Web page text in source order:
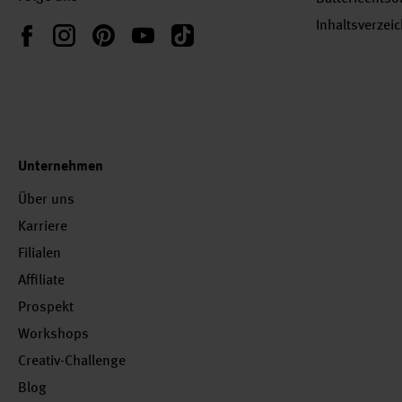
FacebookInstagramPinterestYouTubeTikTok
Unternehmen
Über uns
Karriere
Filialen
Affiliate
Prospekt
Workshops
Creativ-Challenge
Blog